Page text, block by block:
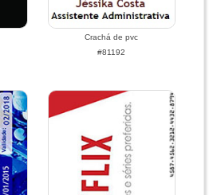
Crachá de pvc
#81192